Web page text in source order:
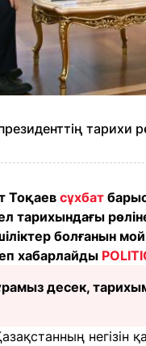
тарихи
Тоқаев сұхбат
тарихындағы
болғанын
хабарлайды
десек,
негізін